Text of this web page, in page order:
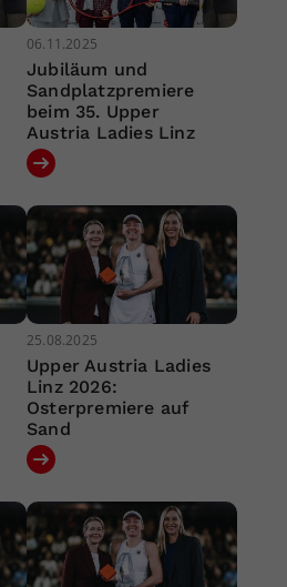
06.11.2025
Jubiläum und
Sandplatzpremiere
beim 35. Upper
Austria Ladies Linz
25.08.2025
Upper Austria Ladies
Linz 2026:
Osterpremiere auf
Sand